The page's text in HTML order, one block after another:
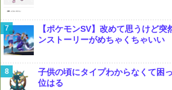
【ポケモンSV】改めて思うけど
ンストーリーがめちゃくちゃいい
子供の頃にタイプわからなくて困
位はる